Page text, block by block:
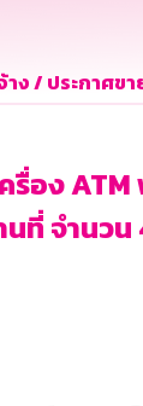
ง / ประกาศขา
รื่อง
ที่ จำนวน